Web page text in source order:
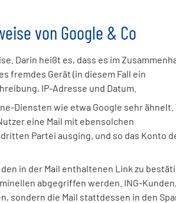
von Google & Co
Darin heißt es, dass es im
fremdes Gerät (in diesem Fall ein
IP-Adresse und Datum.
Diensten wie etwa Google sehr ähnelt.
eine Mail mit ebensolchen
Partei ausging, und so das Konto
in der Mail enthaltenen Link zu
abgegriffen werden. ING-
sondern die Mail stattdessen in den